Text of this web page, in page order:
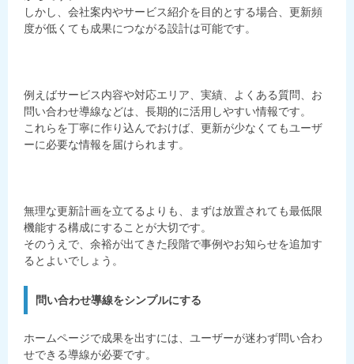
しかし、会社案内やサービス紹介を目的とする場合、更新頻
度が低くても成果につながる設計は可能です。
例えばサービス内容や対応エリア、実績、よくある質問、お
問い合わせ導線などは、長期的に活用しやすい情報です。
これらを丁寧に作り込んでおけば、更新が少なくてもユーザ
ーに必要な情報を届けられます。
無理な更新計画を立てるよりも、まずは放置されても最低限
機能する構成にすることが大切です。
そのうえで、余裕が出てきた段階で事例やお知らせを追加す
るとよいでしょう。
問い合わせ導線をシンプルにする
ホームページで成果を出すには、ユーザーが迷わず問い合わ
せできる導線が必要です。